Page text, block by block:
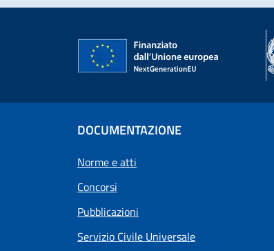
DOCUMENTAZIONE
Norme e atti
Concorsi
Pubblicazioni
Servizio Civile Universale